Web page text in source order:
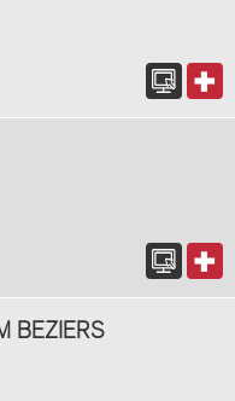
BEZIERS